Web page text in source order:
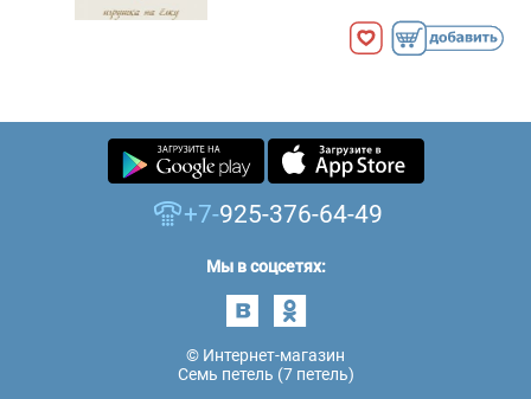
+7-925-376-64-49
Мы в соцсетях:
© Интернет-магазин
Семь петель (7 петель)